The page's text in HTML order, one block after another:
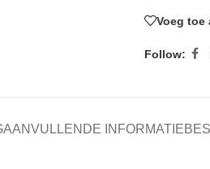
Voeg toe
Follow:
AANVULLENDE INFORMATIE